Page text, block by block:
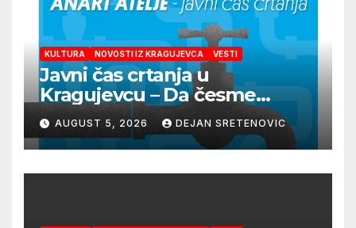
KULTURA NOVOSTI IZ KRAGUJEVCA VESTI
Javni čas crtanja u
Kragujevcu – Da česme
zažive
AUGUST 5, 2026 DEJAN SRETENOVIC